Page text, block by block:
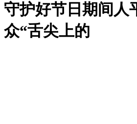
守护好节日期间人
众“舌尖上的